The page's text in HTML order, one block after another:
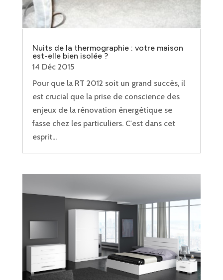
Nuits de la thermographie : votre maison
est-elle bien isolée ?
14 Déc 2015
Pour que la RT 2012 soit un grand succès, il
est crucial que la prise de conscience des
enjeux de la rénovation énergétique se
fasse chez les particuliers. C'est dans cet
esprit...